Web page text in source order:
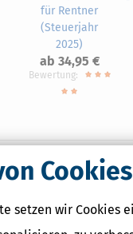
Cookies
setzen wir Cookies
für Rentner
(Steuerjahr
2025)
ab 34,95 €
Bewertung:
Hamborn